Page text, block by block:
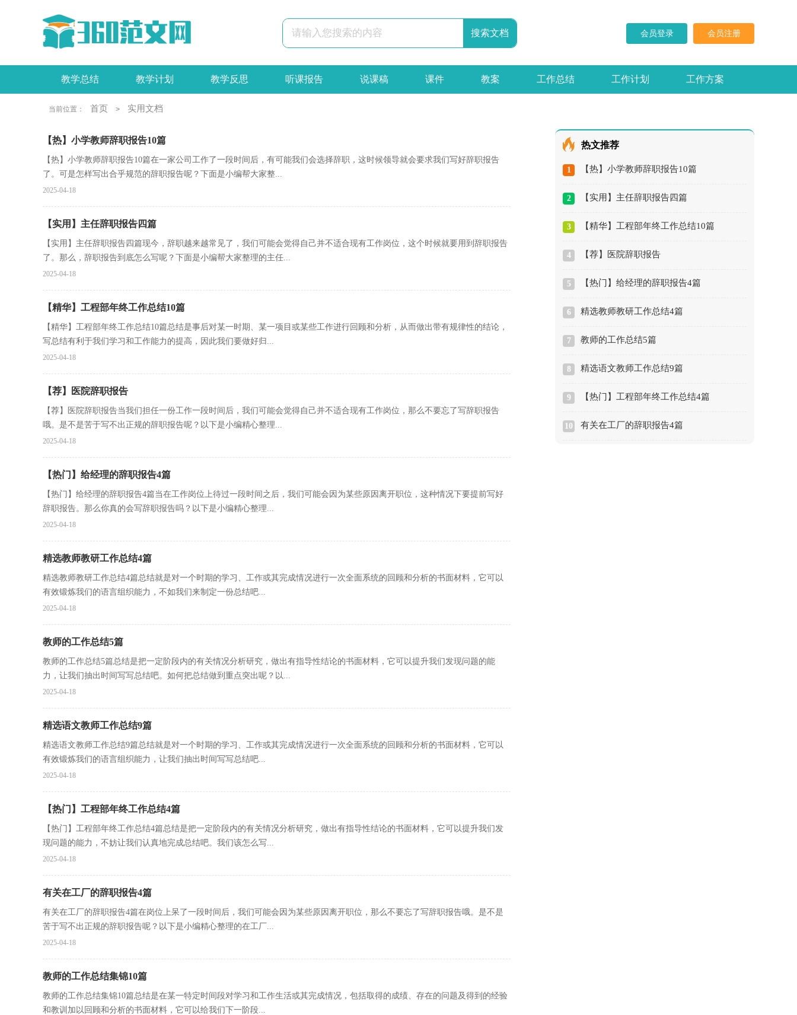
会员登录 会员注册
教学总结 教学计划 教学反思 听课报告 说课稿 课件 教案 工作总结 工作计划 工作方案
工作报告 活动总结
当前位置： 首页 > 实用文档
【热】小学教师辞职报告10篇
【热】小学教师辞职报告10篇在一家公司工作了一段时间后，有可能我们会选择辞职，这时候领导就会要求我们写好辞职报告
了。可是怎样写出合乎规范的辞职报告呢？下面是小编帮大家整...
2025-04-18
【实用】主任辞职报告四篇
【实用】主任辞职报告四篇现今，辞职越来越常见了，我们可能会觉得自己并不适合现有工作岗位，这个时候就要用到辞职报告
了。那么，辞职报告到底怎么写呢？下面是小编帮大家整理的主任...
2025-04-18
【精华】工程部年终工作总结10篇
【精华】工程部年终工作总结10篇总结是事后对某一时期、某一项目或某些工作进行回顾和分析，从而做出带有规律性的结论，
写总结有利于我们学习和工作能力的提高，因此我们要做好归...
2025-04-18
【荐】医院辞职报告
【荐】医院辞职报告当我们担任一份工作一段时间后，我们可能会觉得自己并不适合现有工作岗位，那么不要忘了写辞职报告
哦。是不是苦于写不出正规的辞职报告呢？以下是小编精心整理...
2025-04-18
【热门】给经理的辞职报告4篇
【热门】给经理的辞职报告4篇当在工作岗位上待过一段时间之后，我们可能会因为某些原因离开职位，这种情况下要提前写好
辞职报告。那么你真的会写辞职报告吗？以下是小编精心整理...
2025-04-18
精选教师教研工作总结4篇
精选教师教研工作总结4篇总结就是对一个时期的学习、工作或其完成情况进行一次全面系统的回顾和分析的书面材料，它可以
有效锻炼我们的语言组织能力，不如我们来制定一份总结吧...
2025-04-18
教师的工作总结5篇
教师的工作总结5篇总结是把一定阶段内的有关情况分析研究，做出有指导性结论的书面材料，它可以提升我们发现问题的能
力，让我们抽出时间写写总结吧。如何把总结做到重点突出呢？以...
2025-04-18
精选语文教师工作总结9篇
精选语文教师工作总结9篇总结就是对一个时期的学习、工作或其完成情况进行一次全面系统的回顾和分析的书面材料，它可以
有效锻炼我们的语言组织能力，让我们抽出时间写写总结吧...
2025-04-18
【热门】工程部年终工作总结4篇
【热门】工程部年终工作总结4篇总结是把一定阶段内的有关情况分析研究，做出有指导性结论的书面材料，它可以提升我们发
现问题的能力，不妨让我们认真地完成总结吧。我们该怎么写...
2025-04-18
有关在工厂的辞职报告4篇
有关在工厂的辞职报告4篇在岗位上呆了一段时间后，我们可能会因为某些原因离开职位，那么不要忘了写辞职报告哦。是不是
苦于写不出正规的辞职报告呢？以下是小编精心整理的在工厂...
2025-04-18
教师的工作总结集锦10篇
教师的工作总结集锦10篇总结是在某一特定时间段对学习和工作生活或其完成情况，包括取得的成绩、存在的问题及得到的经验
和教训加以回顾和分析的书面材料，它可以给我们下一阶段...
热文推荐
1 【热】小学教师辞职报告10篇
2 【实用】主任辞职报告四篇
3 【精华】工程部年终工作总结10篇
4 【荐】医院辞职报告
5 【热门】给经理的辞职报告4篇
6 精选教师教研工作总结4篇
7 教师的工作总结5篇
8 精选语文教师工作总结9篇
9 【热门】工程部年终工作总结4篇
10 有关在工厂的辞职报告4篇